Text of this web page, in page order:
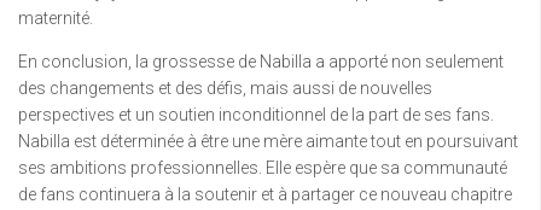
maternité.
En conclusion, la grossesse de Nabilla a apporté non seulement
des changements et des défis, mais aussi de nouvelles
perspectives et un soutien inconditionnel de la part de ses fans.
Nabilla est déterminée à être une mère aimante tout en poursuivant
ses ambitions professionnelles. Elle espère que sa communauté
de fans continuera à la soutenir et à partager ce nouveau chapitre